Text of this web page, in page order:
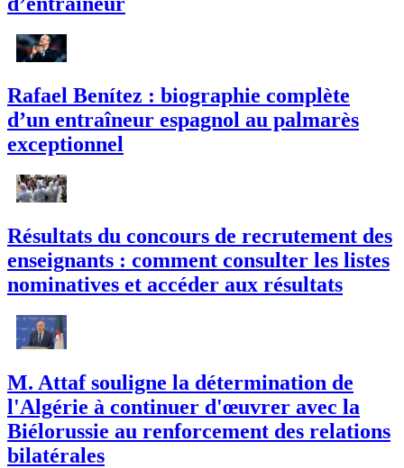
Rafael Benítez : biographie complète
d’un entraîneur espagnol au palmarès
exceptionnel
Résultats du concours de recrutement des
enseignants : comment consulter les listes
nominatives et accéder aux résultats
M. Attaf souligne la détermination de
l'Algérie à continuer d'œuvrer avec la
Biélorussie au renforcement des relations
bilatérales